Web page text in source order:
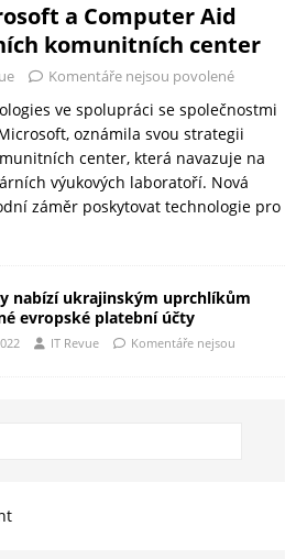
a Computer Aid
komunitních center
Komentáře nejsou povolené
ve spolupráci se společnostmi
oznámila svou strategii
center, která navazuje na
výukových laboratoří. Nová
záměr poskytovat technologie pro
nabízí ukrajinským uprchlíkům
evropské platební účty
IT Revue
Komentáře nejsou